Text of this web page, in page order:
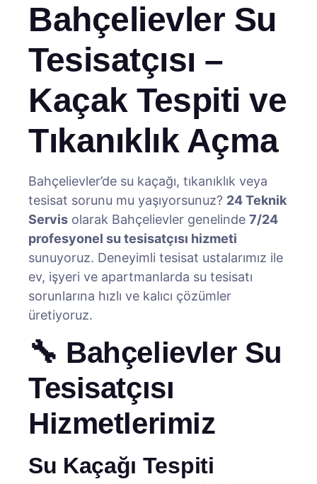
Bahçelievler Su
Tesisatçısı –
Kaçak Tespiti ve
Tıkanıklık Açma
Bahçelievler’de su kaçağı, tıkanıklık veya
tesisat sorunu mu yaşıyorsunuz? 24 Teknik
Servis olarak Bahçelievler genelinde 7/24
profesyonel su tesisatçısı hizmeti
sunuyoruz. Deneyimli tesisat ustalarımız ile
ev, işyeri ve apartmanlarda su tesisatı
sorunlarına hızlı ve kalıcı çözümler
üretiyoruz.
🔧 Bahçelievler Su
Tesisatçısı
Hizmetlerimiz
Su Kaçağı Tespiti